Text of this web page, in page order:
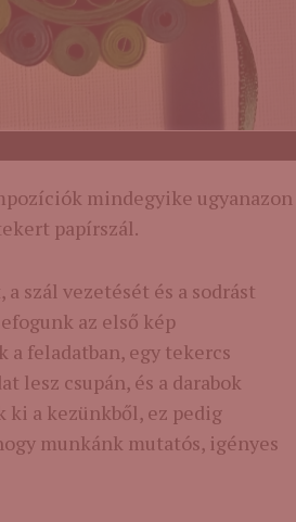
mindegyike ugyanazon
papírszál.
szál vezetését és a sodrást
az első kép
a feladatban, egy tekercs
lesz csupán, és a darabok
a kezünkből, ez pedig
munkánk mutatós, igényes